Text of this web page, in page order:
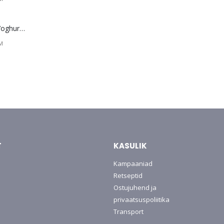
Merci šokolaad Yoghurt/Fruit 250 g SOODUS! Parim enne: 01.10.26
KASULIK
Kampaaniad
Retseptid
Ostujuhend ja
privaatsuspoliitika
Transport